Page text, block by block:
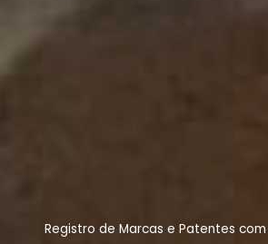
Registro de Marcas e Patentes